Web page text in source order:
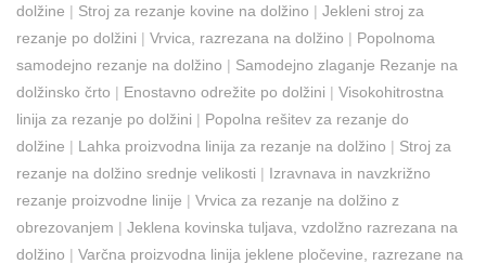
dolžine | Stroj za rezanje kovine na dolžino | Jekleni stroj za
rezanje po dolžini | Vrvica, razrezana na dolžino | Popolnoma
samodejno rezanje na dolžino | Samodejno zlaganje Rezanje na
dolžinsko črto | Enostavno odrežite po dolžini | Visokohitrostna
linija za rezanje po dolžini | Popolna rešitev za rezanje do
dolžine | Lahka proizvodna linija za rezanje na dolžino | Stroj za
rezanje na dolžino srednje velikosti | Izravnava in navzkrižno
rezanje proizvodne linije | Vrvica za rezanje na dolžino z
obrezovanjem | Jeklena kovinska tuljava, vzdolžno razrezana na
dolžino | Varčna proizvodna linija jeklene pločevine, razrezane na